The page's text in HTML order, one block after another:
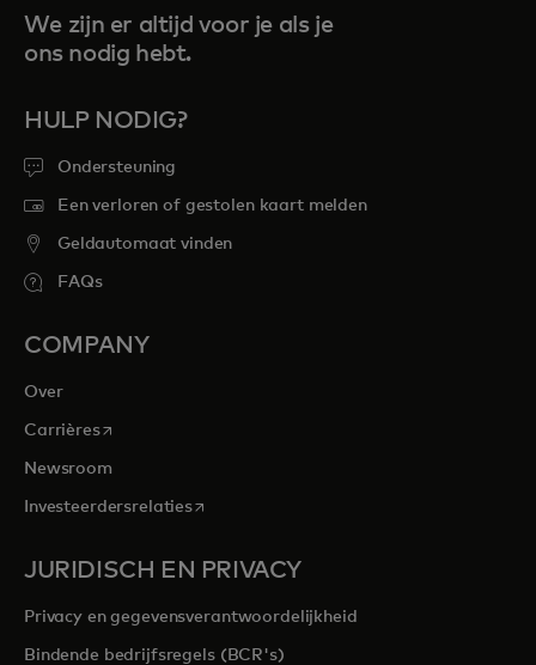
We zijn er altijd voor je als je
ons nodig hebt.
HULP NODIG?
Ondersteuning
Een verloren of gestolen kaart melden
Geldautomaat vinden
FAQs
COMPANY
Over
Carrièresopens in a new tab
Newsroom
Investeerdersrelatiesopens in a new tab
JURIDISCH EN PRIVACY
Privacy en gegevensverantwoordelijkheid
Bindende bedrijfsregels (BCR's)